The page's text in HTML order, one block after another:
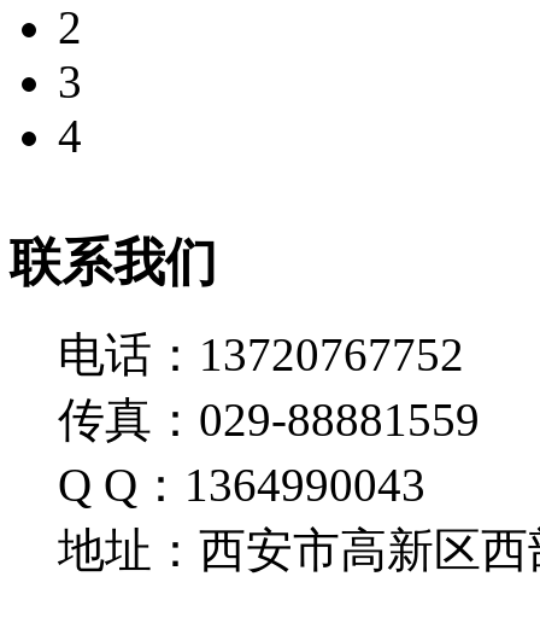
2
3
4
联系我们
电话：13720767752
传真：029-88881559
Q Q：1364990043
地址：西安市高新区西